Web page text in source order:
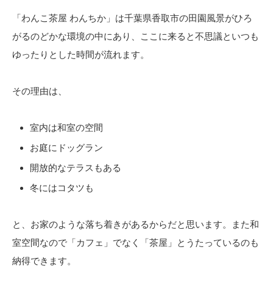
「わんこ茶屋 わんちか」は千葉県香取市の田園風景がひろ
がるのどかな環境の中にあり、ここに来ると不思議といつも
ゆったりとした時間が流れます。
その理由は、
室内は和室の空間
お庭にドッグラン
開放的なテラスもある
冬にはコタツも
と、お家のような落ち着きがあるからだと思います。また和
室空間なので「カフェ」でなく「茶屋」とうたっているのも
納得できます。